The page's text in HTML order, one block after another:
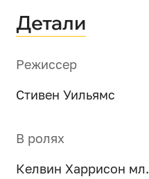
Детали
Режиссер
Стивен Уильямс
В ролях
Келвин Харрисон мл.